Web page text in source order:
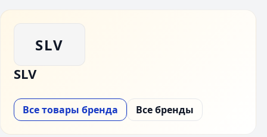
SLV
SLV
Все товары бренда Все бренды